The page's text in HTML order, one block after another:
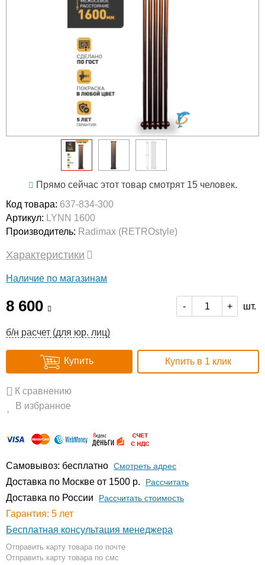
Прямо сейчас этот товар смотрят 15 человек.
Код товара: 637-834-300
Артикул: LYNN 1600
Производитель: Radimax (RETROstyle)
Характеристики
Наличие по магазинам
8 600 - + шт.
б/н расчет (для юр. лиц)
Купить Купить в 1 клик
К сравнению
В избранное
Самовывоз: бесплатно Смотреть адрес
Доставка по Москве от 1500 р. Расcчитать
Доставка по России Рассчитать стоимость
Гарантия: 5 лет
Бесплатная консультация менеджера
Отправить карту товара по почте
Отправить карту товара по смс